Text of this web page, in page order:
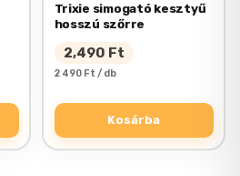
Trixie simogató kesztyű
hosszú szőrre
2,490 Ft
2 490 Ft / db
Kosárba